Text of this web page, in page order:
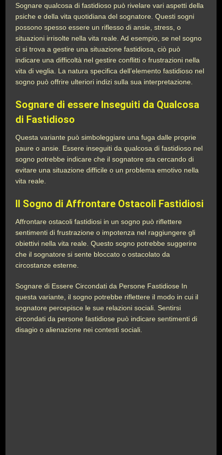
Sognare qualcosa di fastidioso può rivelare vari aspetti della
psiche e della vita quotidiana del sognatore. Questi sogni
possono spesso essere un riflesso di ansie, stress, o
situazioni irrisolte nella vita reale. Ad esempio, se nel sogno
ci si trova a gestire una situazione fastidiosa, ciò può
indicare una difficoltà nel gestire conflitti o frustrazioni nella
vita di veglia. La natura specifica dell’elemento fastidioso nel
sogno può offrire ulteriori indizi sulla sua interpretazione.
Sognare di essere Inseguiti da Qualcosa
di Fastidioso
Questa variante può simboleggiare una fuga dalle proprie
paure o ansie. Essere inseguiti da qualcosa di fastidioso nel
sogno potrebbe indicare che il sognatore sta cercando di
evitare una situazione difficile o un problema emotivo nella
vita reale.
Il Sogno di Affrontare Ostacoli Fastidiosi
Affrontare ostacoli fastidiosi in un sogno può riflettere
sentimenti di frustrazione o impotenza nel raggiungere gli
obiettivi nella vita reale. Questo sogno potrebbe suggerire
che il sognatore si sente bloccato o ostacolato da
circostanze esterne.
Sognare di Essere Circondati da Persone Fastidiose In
questa variante, il sogno potrebbe riflettere il modo in cui il
sognatore percepisce le sue relazioni sociali. Sentirsi
circondati da persone fastidiose può indicare sentimenti di
disagio o alienazione nei contesti sociali.